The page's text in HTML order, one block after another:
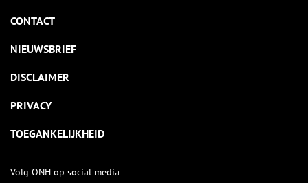
CONTACT
NIEUWSBRIEF
DISCLAIMER
PRIVACY
TOEGANKELIJKHEID
Volg ONH op social media